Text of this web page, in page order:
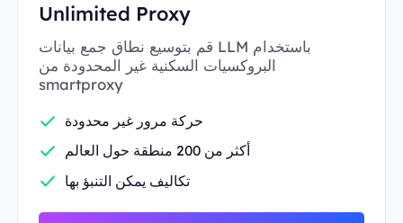
Unlimited Proxy
قم بتوسيع نطاق جمع بيانات LLM باستخدام
البروكسيات السكنية غير المحدودة من
smartproxy
حركة مرور غير محدودة
أكثر من 200 منطقة حول العالم
تكاليف يمكن التنبؤ بها